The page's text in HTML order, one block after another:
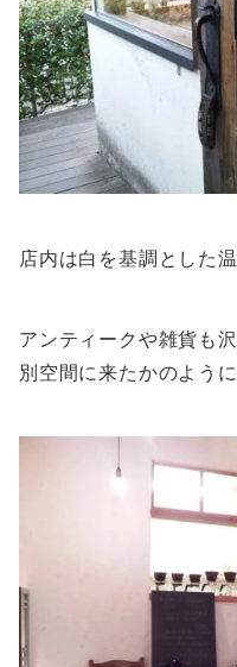
店内は白を基調とした
アンティークや雑貨も
別空間に来たかのように